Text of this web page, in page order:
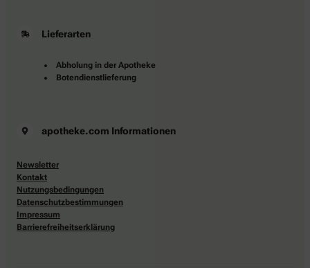
Lieferarten
Abholung in der Apotheke
Botendienstlieferung
apotheke.com Informationen
Newsletter
Kontakt
Nutzungsbedingungen
Datenschutzbestimmungen
Impressum
Barrierefreiheitserklärung